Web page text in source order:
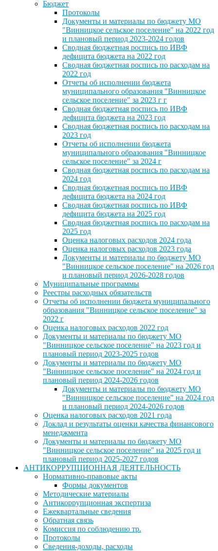
Бюджет
Протоколы
Документы и материалы по бюджету МО
"Винницкое сельское поселение" на 2022 год
и плановый период 2023-2024 годов
Сводная бюджетная роспись по ИВФ
дефицита бюджета на 2022 год
Сводная бюджетная роспись по расходам на
2022 год
Отчеты об исполнении бюджета
муниципального образования "Винницкое
сельское поселение" за 2023 г г
Сводная бюджетная роспись по ИВФ
дефицита бюджета на 2023 год
Сводная бюджетная роспись по расходам на
2023 год
Отчеты об исполнении бюджета
муниципального образования "Винницкое
сельское поселение" за 2024 г
Сводная бюджетная роспись по расходам на
2024 год
Сводная бюджетная роспись по ИВФ
дефицита бюджета на 2024 год
Сводная бюджетная роспись по ИВФ
дефицита бюджета на 2025 год
Сводная бюджетная роспись по расходам на
2025 год
Оценка налоговых расходов 2024 года
Оценка налоговых расходов 2023 года
Документы и материалы по бюджету МО
"Винницкое сельское поселение" на 2026 год
и плановый период 2026-2028 годов
Муниципальные программы
Реестры расходных обязательств
Отчеты об исполнении бюджета муниципального
образования "Винницкое сельское поселение" за
2022 г
Оценка налоговых расходов 2022 год
Документы и материалы по бюджету МО
"Винницкое сельское поселение" на 2023 год и
плановый период 2023-2025 годов
Документы и материалы по бюджету МО
"Винницкое сельское поселение" на 2024 год и
плановый период 2024-2026 годов
Документы и материалы по бюджету МО
"Винницкое сельское поселение" на 2024 год
и плановый период 2024-2026 годов
Оценка налоговых расходов 2021 года
Доклад и результаты оценки качества финансового
менеджмента
Документы и материалы по бюджету МО
"Винницкое сельское поселение" на 2025 год и
плановый период 2025-2027 годов
АНТИКОРРУПЦИОННАЯ ДЕЯТЕЛЬНОСТЬ
Нормативно-правовые акты
Формы документов
Методические материалы
Антикоррупционная экспертиза
Ежеквартальные сведения
Обратная связь
Комиссия по соблюдению тр.
Протоколы
Сведения-доходы, расходы